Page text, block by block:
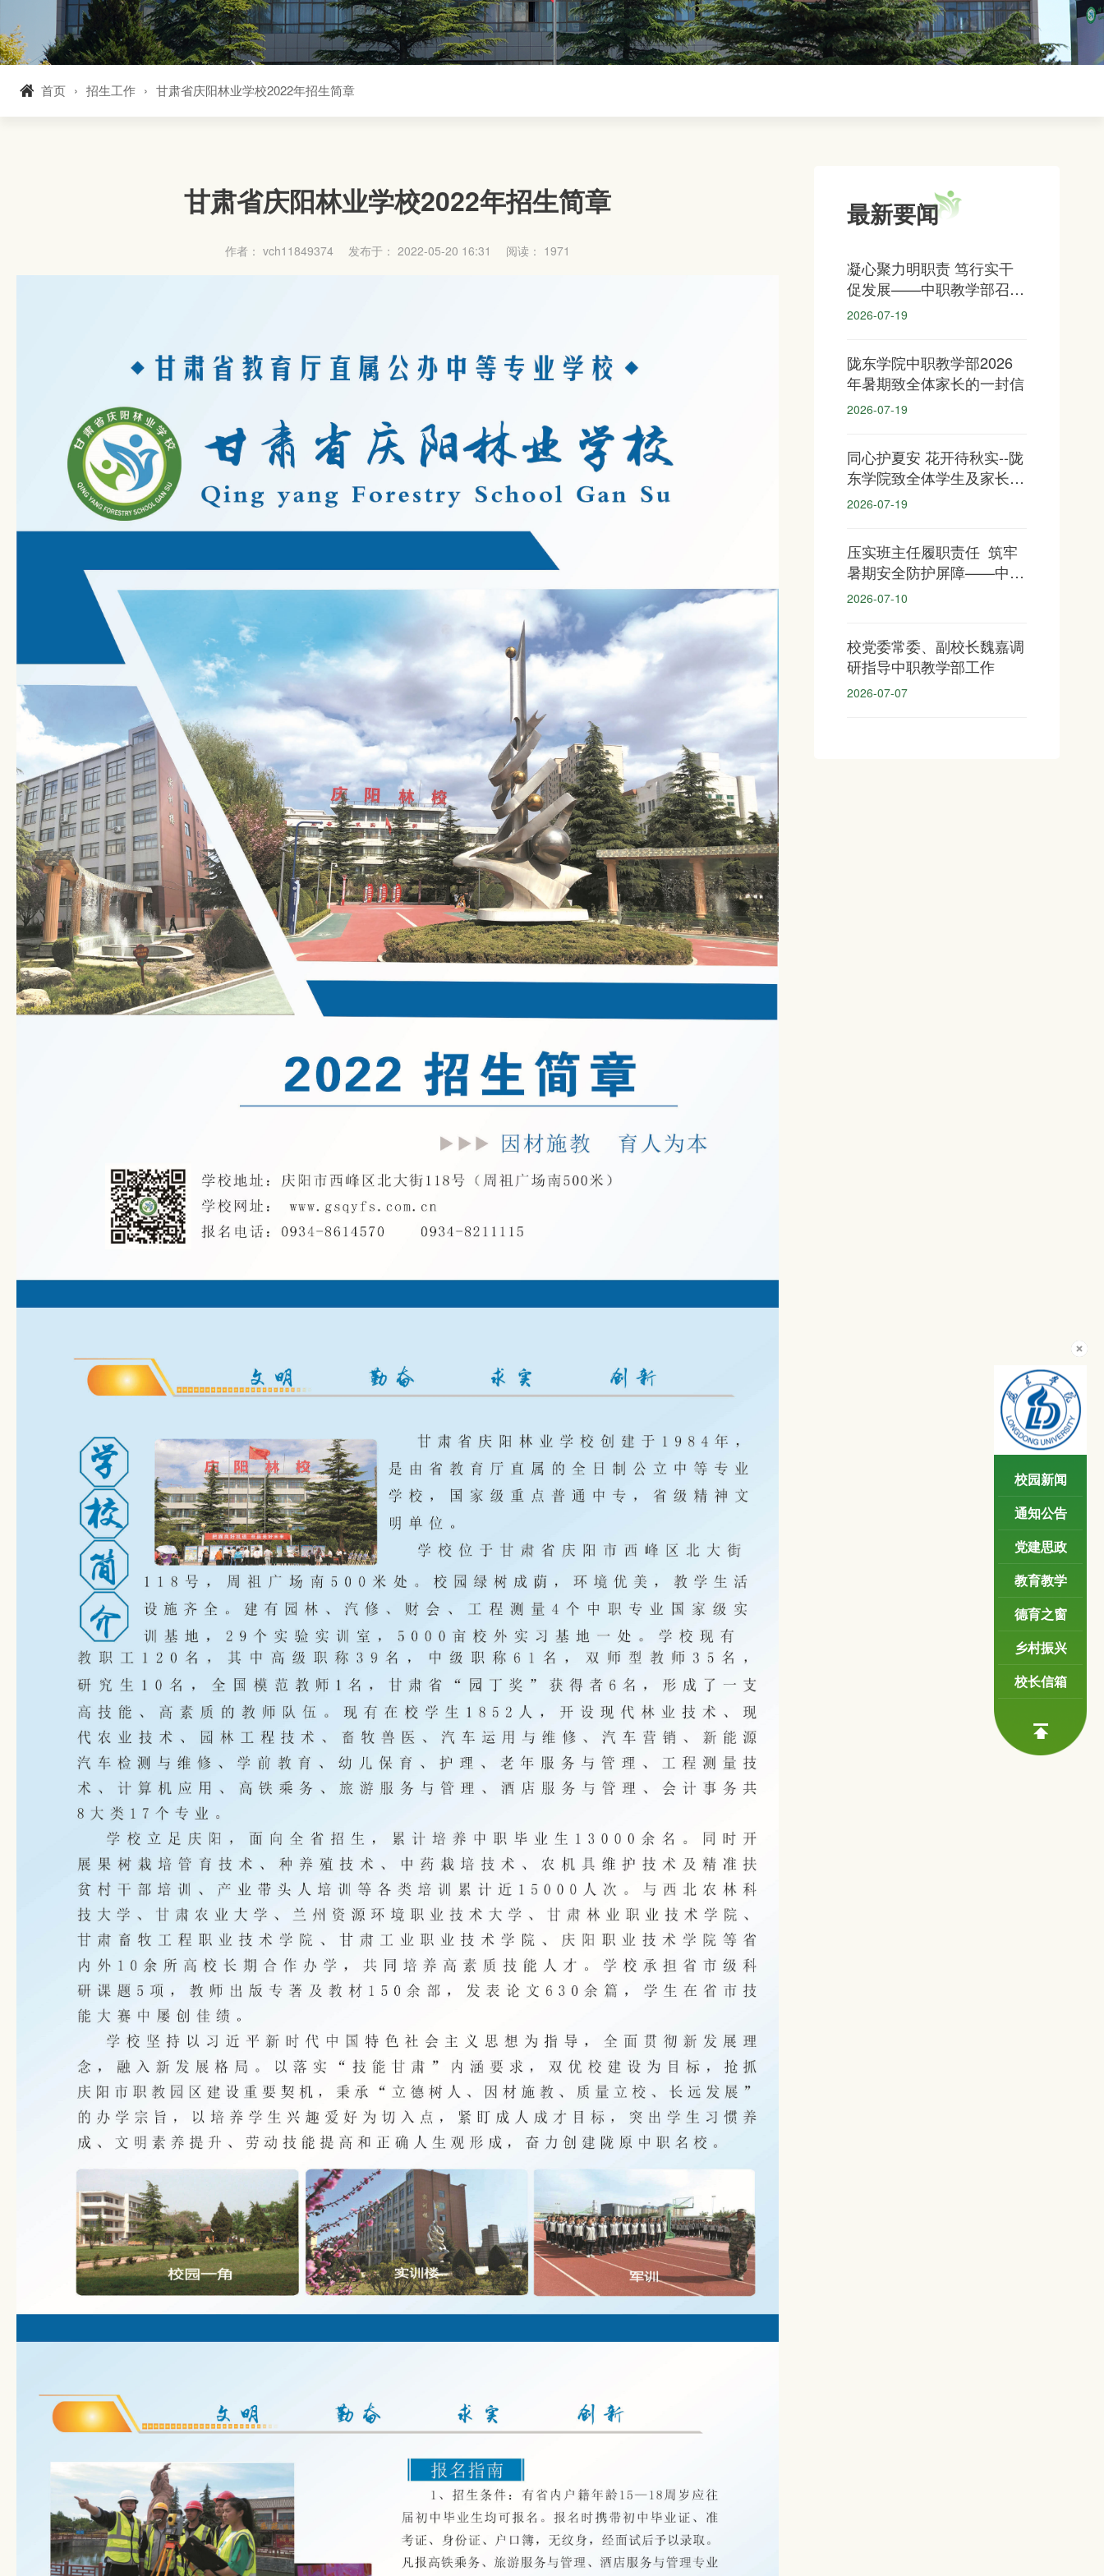
首页 招生工作 甘肃省庆阳林业学校2022年招生简章
甘肃省庆阳林业学校2022年招生简章
作者： vch11849374 发布于： 2022-05-20 16:31 阅读： 1971
最新要闻
凝心聚力明职责 笃行实干
促发展——中职教学部召开
全体教职工大会
2026-07-19
陇东学院中职教学部2026
年暑期致全体家长的一封信
2026-07-19
同心护夏安 花开待秋实--陇
东学院致全体学生及家长的
一封信
2026-07-19
压实班主任履职责任 筑牢
暑期安全防护屏障——中职
教学部召开暑期学生安全工
2026-07-10
校党委常委、副校长魏嘉调
研指导中职教学部工作
2026-07-07
校园新闻
通知公告
党建思政
教育教学
德育之窗
乡村振兴
校长信箱